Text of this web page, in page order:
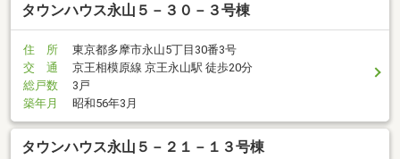
タウンハウス永山５－３０－３号棟
住 所
東京都多摩市永山5丁目30番3号
交 通
京王相模原線 京王永山駅 徒歩20分
総戸数
3戸
築年月
昭和56年3月
タウンハウス永山５－２１－１３号棟